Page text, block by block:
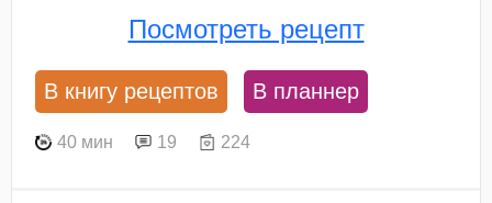
Посмотреть рецепт
В книгу рецептов В планнер
40 мин 19 224